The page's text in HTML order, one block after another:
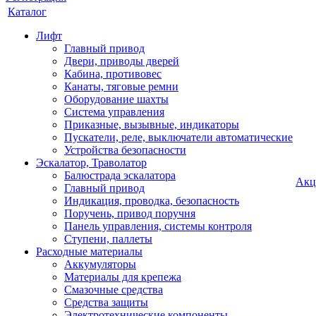
Каталог
Лифт
Главный привод
Двери, приводы дверей
Кабина, противовес
Канаты, тяговые ремни
Оборудование шахты
Система управления
Приказные, вызывные, индикаторы
Пускатели, реле, выключатели автоматические
Устройства безопасности
Эскалатор, Траволатор
Балюстрада эскалатора
Главный привод
Индикация, проводка, безопасность
Поручень, привод поручня
Панель управления, системы контроля
Ступени, паллеты
Расходные материалы
Аккумуляторы
Материалы для крепежа
Смазочные средства
Средства защиты